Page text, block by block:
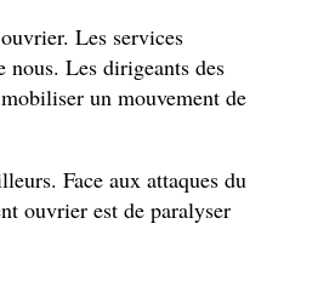
Les services
nous. Les dirigeants des
un mouvement de
Face aux attaques du
ouvrier est de paralyser